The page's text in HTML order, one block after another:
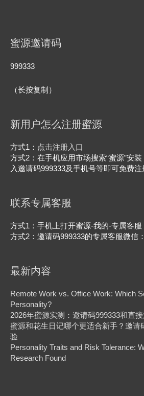
蜜源邀请码
999333
（长按复制）
新用户怎么注册蜜源
方式1： 点击注册入口
方式2：在手机应用市场搜索“蜜源”安
入邀请码999333及手机号等即可免费
联系专属客服
方式1：手机上打开蜜源-我的-专属客服
方式2：邀请码999333的专属客服微信
最新内容
Remote Work vs. Office Work: Which
Personality?
2026年蜜源实测：邀请码999333和直
蜜源和花生日记哪个更适合新手？邀请
验
Personality Traits and Risk Tolerance:
Research Found